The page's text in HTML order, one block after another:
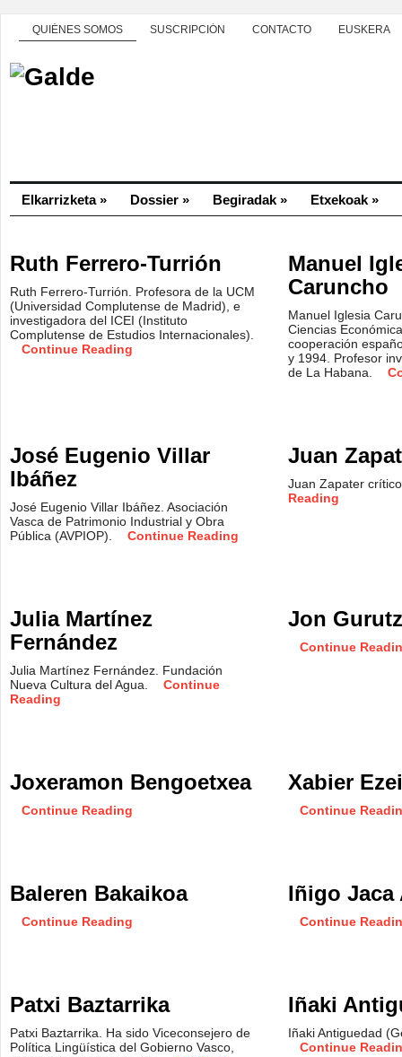
QUIÉNES SOMOS SUSCRIPCIÓN CONTACTO EUSKERA
Elkarrizketa» Dossier » Begiradak » Etxekoak »
Ruth Ferrero-Turrión
Ruth Ferrero-Turrión. Profesora de la UCM
(Universidad Complutense de Madrid), e
investigadora del ICEI (Instituto
Complutense de Estudios Internacionales).
Continue Reading
Manuel
Caruncho
Manuel Iglesia
Ciencias
cooperación
y 1994. Profesor
de La Habana.
José Eugenio Villar
Ibáñez
José Eugenio Villar Ibáñez. Asociación
Vasca de Patrimonio Industrial y Obra
Pública (AVPIOP).
Continue Reading
Juan
Juan Zapater
Reading
Julia Martínez
Fernández
Julia Martínez Fernández. Fundación
Nueva Cultura del Agua.
Continue
Reading
Jon
Continue
Joxeramon Bengoetxea
Continue Reading
Xabier
Continue
Baleren Bakaikoa
Continue Reading
Iñigo Jaca
Continue
Patxi Baztarrika
Patxi Baztarrika. Ha sido Viceconsejero de
Política Lingüística del Gobierno Vasco,
Iñaki
Iñaki Antiguedad
Continue